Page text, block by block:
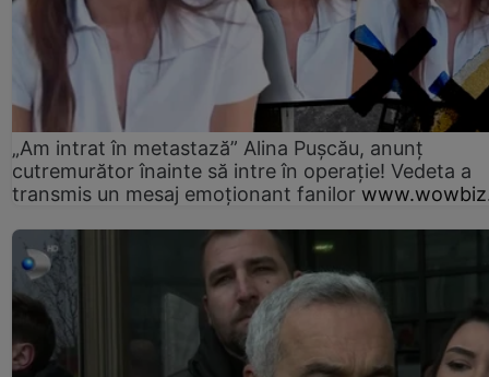
„Am intrat în metastază” Alina Pușcău, anunț
cutremurător înainte să intre în operație! Vedeta a
transmis un mesaj emoționant fanilor